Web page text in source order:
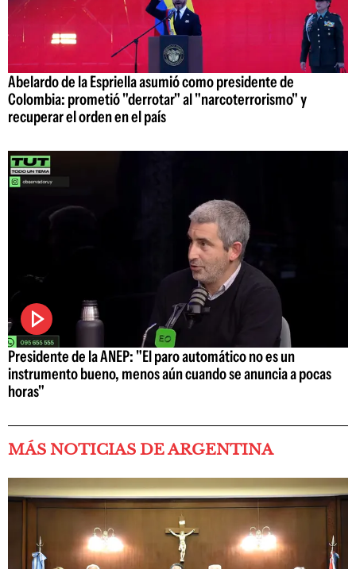
Abelardo de la Espriella asumió como presidente de
Colombia: prometió "derrotar" al "narcoterrorismo" y
recuperar el orden en el país
Presidente de la ANEP: "El paro automático no es un
instrumento bueno, menos aún cuando se anuncia a pocas
horas"
MÁS NOTICIAS DE ARGENTINA